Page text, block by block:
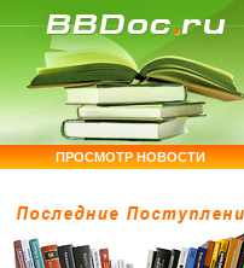
ПРОСМОТР НОВОСТИ